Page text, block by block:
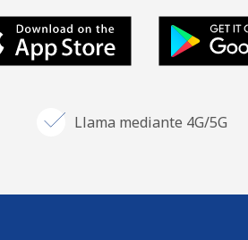
Llama mediante 4G/5G